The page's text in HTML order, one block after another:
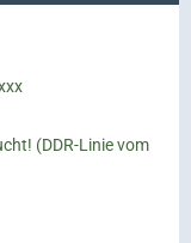
(DDR-Linie vom